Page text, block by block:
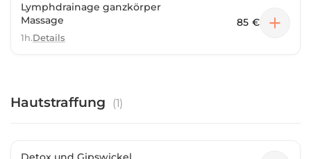
Lymphdrainage ganzkörper
Massage
1h.Details
85 €
Hautstraffung (1)